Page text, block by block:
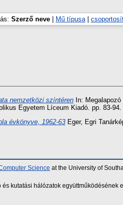
Szerző neve Mű típusa|
nemzetközi színtéren In:
Egyetem Líceum Kiadó. pp. 83-94.
évkönyve, 1962-63 Eger, Egri
Science at the University of
kutatási hálózatok együttműködésének